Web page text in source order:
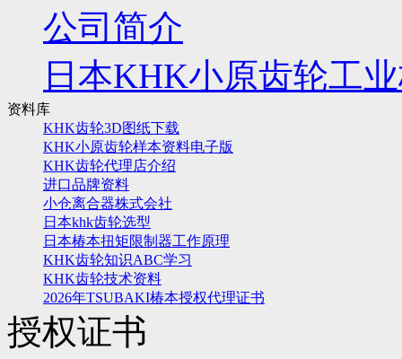
公司简介
日本KHK小原齿轮工
资料库
KHK齿轮3D图纸下载
KHK小原齿轮样本资料电子版
KHK齿轮代理店介绍
进口品牌资料
小仓离合器株式会社
日本khk齿轮选型
日本椿本扭矩限制器工作原理
KHK齿轮知识ABC学习
KHK齿轮技术资料
2026年TSUBAKI椿本授权代理证书
授权证书